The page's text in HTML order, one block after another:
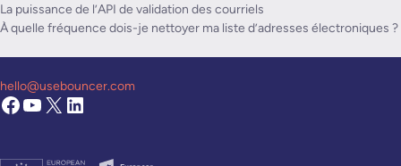
La puissance de l’API de validation des courriels
À quelle fréquence dois-je nettoyer ma liste d’adresses électroniques ?
hello@usebouncer.com